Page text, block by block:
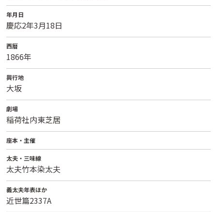
年月日
慶応2年3月18日
西暦
1866年
興行地
大坂
劇場
稲荷社内東芝居
座本・主催
太夫・三味線
太夫竹本染太夫
義太夫年表ほか
近世篇2337A